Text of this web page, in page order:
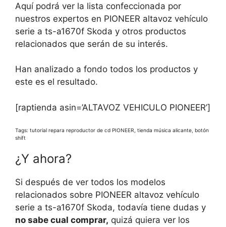
Aquí podrá ver la lista confeccionada por
nuestros expertos en PIONEER altavoz vehículo
serie a ts-a1670f Skoda y otros productos
relacionados que serán de su interés.
Han analizado a fondo todos los productos y
este es el resultado.
[raptienda asin=’ALTAVOZ VEHICULO PIONEER’]
Tags: tutorial repara reproductor de cd PIONEER, tienda música alicante, botón
shift
¿Y ahora?
Si después de ver todos los modelos
relacionados sobre PIONEER altavoz vehículo
serie a ts-a1670f Skoda, todavía tiene dudas y
no sabe cual comprar, quizá quiera ver los